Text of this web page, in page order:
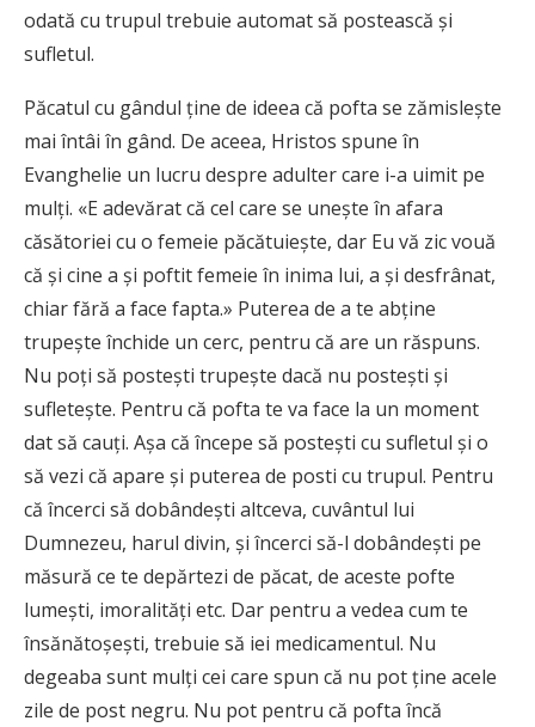
odată cu trupul trebuie automat să postească şi
sufletul.
Păcatul cu gândul ţine de ideea că pofta se zămisleşte
mai întâi în gând. De aceea, Hristos spune în
Evanghelie un lucru despre adulter care i-a uimit pe
mulţi. «E adevărat că cel care se uneşte în afara
căsătoriei cu o femeie păcătuieşte, dar Eu vă zic vouă
că şi cine a şi poftit femeie în inima lui, a şi desfrânat,
chiar fără a face fapta.» Puterea de a te abţine
trupeşte închide un cerc, pentru că are un răspuns.
Nu poţi să posteşti trupeşte dacă nu posteşti şi
sufleteşte. Pentru că pofta te va face la un moment
dat să cauţi. Aşa că începe să posteşti cu sufletul şi o
să vezi că apare şi puterea de posti cu trupul. Pentru
că încerci să dobândeşti altceva, cuvântul lui
Dumnezeu, harul divin, şi încerci să-l dobândeşti pe
măsură ce te depărtezi de păcat, de aceste pofte
lumeşti, imoralităţi etc. Dar pentru a vedea cum te
însănătoşeşti, trebuie să iei medicamentul. Nu
degeaba sunt mulţi cei care spun că nu pot ţine acele
zile de post negru. Nu pot pentru că pofta încă